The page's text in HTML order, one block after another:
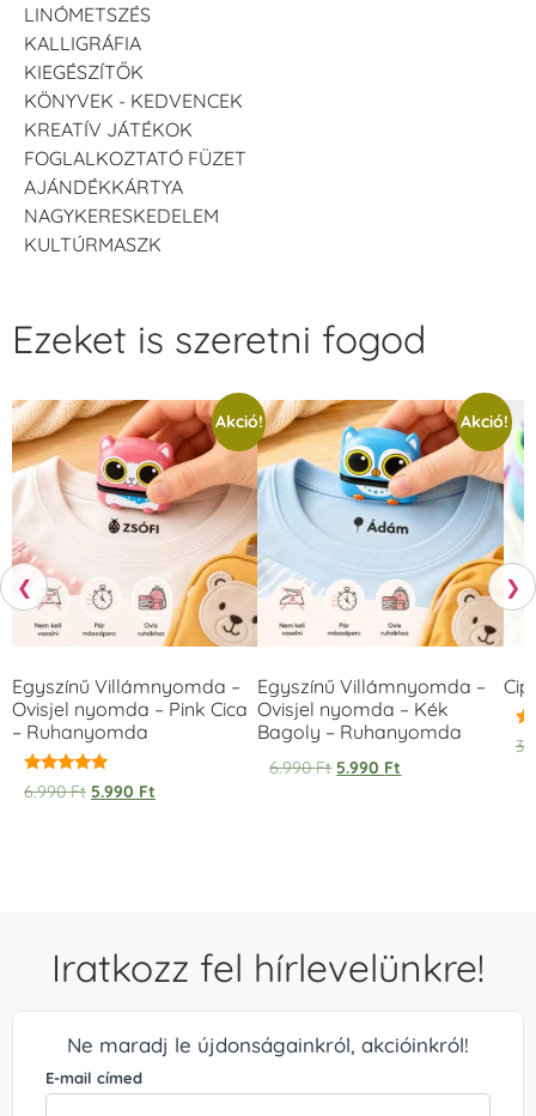
LINÓMETSZÉS
KALLIGRÁFIA
KIEGÉSZÍTŐK
KÖNYVEK - KEDVENCEK
KREATÍV JÁTÉKOK
FOGLALKOZTATÓ FÜZET
AJÁNDÉKKÁRTYA
NAGYKERESKEDELEM
KULTÚRMASZK
❮
Ezeket is szeretni fogod
Akció!
Egyszínű Villámnyomda –
Ovisjel nyomda – Pink Cica
– Ruhanyomda
Értékelés:
5.00
6.990Ft 5.990 Ft
Akció!
Egyszínű Villámnyomda –
Ovisjel nyomda – Kék
Bagoly – Ruhanyomda
6.990Ft 5.990 Ft
❯
Iratkozz fel hírlevelünkre!
Ne maradj le újdonságainkról, akcióinkról!
E-mail címed